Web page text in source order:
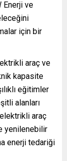
Enerji ve
için bir
araç ve
kapasite
eğitimler
alanları
araç
yenilenebilir
enerji tedariği